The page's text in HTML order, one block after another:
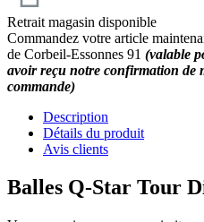
Retrait magasin disponible
Commandez votre article
de Corbeil-Essonnes 91 (valable
avoir reçu notre confirmation de
commande)
Description
Détails du produit
Avis clients
Balles Q-Star Tour